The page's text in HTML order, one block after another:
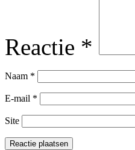
Reactie *
Naam *
E-mail *
Site